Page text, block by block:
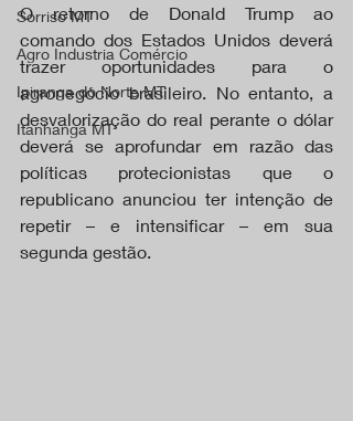
Sorriso MT
Agro Industria Comércio
Ipiranga do Norte MT
Itanhangá MT
O retorno de Donald Trump ao
comando dos Estados Unidos deverá
trazer oportunidades para o
agronegócio brasileiro. No entanto, a
desvalorização do real perante o dólar
deverá se aprofundar em razão das
políticas protecionistas que o
republicano anunciou ter intenção de
repetir – e intensificar – em sua
segunda gestão.